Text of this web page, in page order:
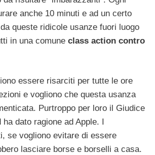
anche 10 minuti e ad un certo
queste ridicole usanze fuori luogo
in una comune class action contro
essere risarciti per tutte le ore
e vogliono che questa usanza
Purtroppo per loro il Giudice
dato ragione ad Apple. I
se vogliono evitare di essere
lasciare borse e borselli a casa.